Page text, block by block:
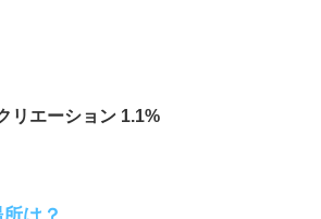
リエーション 1.1%